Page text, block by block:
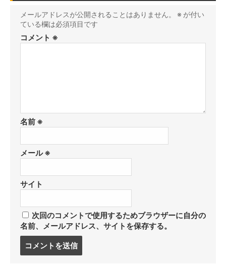
メールアドレスが公開されることはありません。 ※ が付い
ている欄は必須項目です
コメント ※
名前 ※
メール※
サイト
次回のコメントで使用するためブラウザーに自分の
名前、メールアドレス、サイトを保存する。